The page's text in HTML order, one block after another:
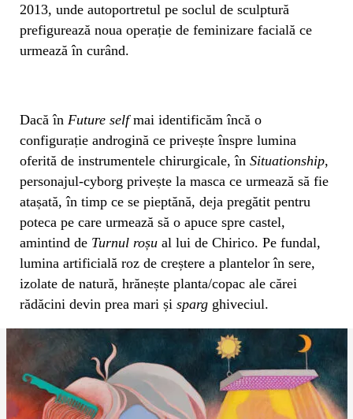
2013, unde autoportretul pe soclul de sculptură
prefigurează noua operație de feminizare facială ce
urmează în curând.
Dacă în Future selfmai identificăm încă o
configurație androgină ce privește înspre lumina
oferită de instrumentele chirurgicale, în Situationship,
personajul-cyborg privește la masca ce urmează să fie
atașată, în timp ce se pieptănă, deja pregătit pentru
poteca pe care urmează să o apuce spre castel,
amintind de Turnul roșu al lui de Chirico. Pe fundal,
lumina artificială roz de creștere a plantelor în sere,
izolate de natură, hrănește planta/copac ale cărei
rădăcini devin prea mari și sparg ghiveciul.